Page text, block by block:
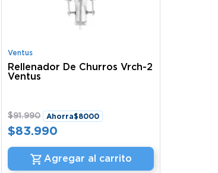
Ventus
Rellenador De Churros Vrch-2
Ventus
$91.990 Ahorra$8000
$83.990
Agregar al carrito